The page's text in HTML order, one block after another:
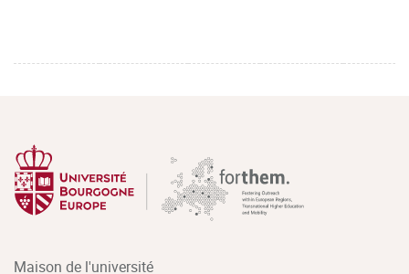
Maison de l'université